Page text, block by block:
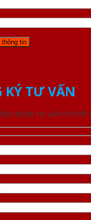
KÝ TƯ VẤN
được tư vấn chi tiết